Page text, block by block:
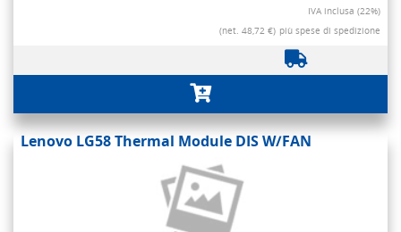
IVA inclusa (22%)
(net. 48,72 €) più spese di spedizione
Lenovo LG58 Thermal Module DIS W/FAN